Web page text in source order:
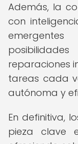
Además, la
con
reparaciones
tareas cada
autónoma y
En definitiva,
pieza clave